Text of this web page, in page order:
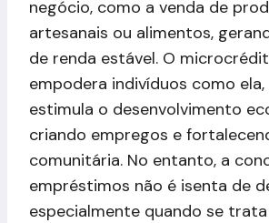
negócio, como a venda de
artesanais ou alimentos,
de renda estável. O
empodera indivíduos como
estimula o desenvolvimento
criando empregos e
comunitária. No entanto, a
empréstimos não é isenta de
especialmente quando se